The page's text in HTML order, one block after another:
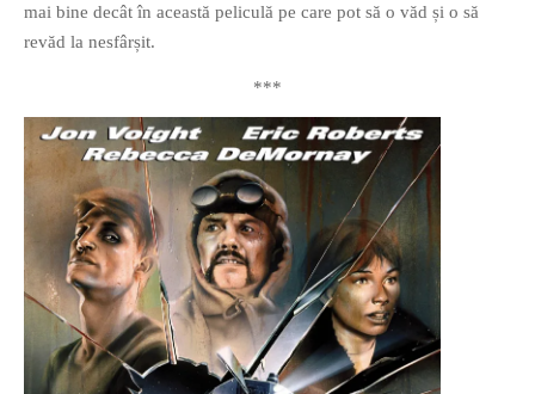
mai bine decât în această peliculă pe care pot să o văd și o să
revăd la nesfârșit.
***